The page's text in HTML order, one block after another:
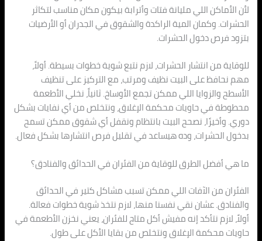
لأن الأماكن اللي مليانة فتات وأترابة بيكون مكان مناسب لتكاثر
الحشرات. وكمان المية الراكدة والشقوق في الجدران أو الأرضيات
بتزود فرص دخول الحشرات.
للوقاية من انتشار الحشرات، لازم نتبع شوية خطوات بسيطة. أولاً،
مهم نحافظ على البيت نظيف ومرتب، مع التركيز على تنظيف
الأسطح والزوايا اللي ممكن تجمع الأوساخ. ثانياً، نخلي الأطعمة
محطوطة في حاويات محكمة الإغلاق، ونتخلص من أي نفايات بشكل
دوري. وأخيرًا، نصحح البيت بانتظام ونقفل أي شقوق ممكن تسمح
بدخول الحشرات، وده هيساعد في تقليل فرص انتشارها بشكل فعال.
ما هي أفضل الطرق للوقاية من الفئران في الحدائق والفنادق؟
الفئران من الآفات اللي ممكن تسبب مشاكل كتير في الحدائق
والفنادق. عشان نقي نفسنا منها، لازم نتخذ شوية خطوات فعالة.
أولاً، لازم نتأكد إنه مفيش أكل متاح للفئران، يعني نخزن الأطعمة في
حاويات محكمة الإغلاق ونتخلص من بقايا الأكل على طول.